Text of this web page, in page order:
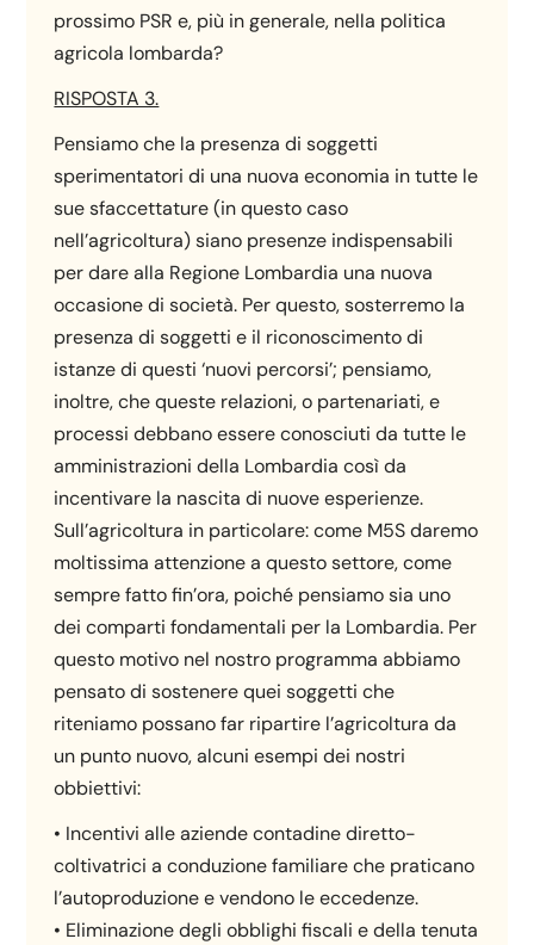
prossimo PSR e, più in generale, nella politica
agricola lombarda?
RISPOSTA 3.
Pensiamo che la presenza di soggetti
sperimentatori di una nuova economia in tutte le
sue sfaccettature (in questo caso
nell’agricoltura) siano presenze indispensabili
per dare alla Regione Lombardia una nuova
occasione di società. Per questo, sosterremo la
presenza di soggetti e il riconoscimento di
istanze di questi ‘nuovi percorsi’; pensiamo,
inoltre, che queste relazioni, o partenariati, e
processi debbano essere conosciuti da tutte le
amministrazioni della Lombardia così da
incentivare la nascita di nuove esperienze.
Sull’agricoltura in particolare: come M5S daremo
moltissima attenzione a questo settore, come
sempre fatto fin’ora, poiché pensiamo sia uno
dei comparti fondamentali per la Lombardia. Per
questo motivo nel nostro programma abbiamo
pensato di sostenere quei soggetti che
riteniamo possano far ripartire l’agricoltura da
un punto nuovo, alcuni esempi dei nostri
obbiettivi:
• Incentivi alle aziende contadine diretto-
coltivatrici a conduzione familiare che praticano
l’autoproduzione e vendono le eccedenze.
• Eliminazione degli obblighi fiscali e della tenuta